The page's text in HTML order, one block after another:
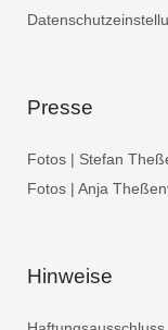
Presse
Fotos | Stefan
Fotos | Anja
Hinweise